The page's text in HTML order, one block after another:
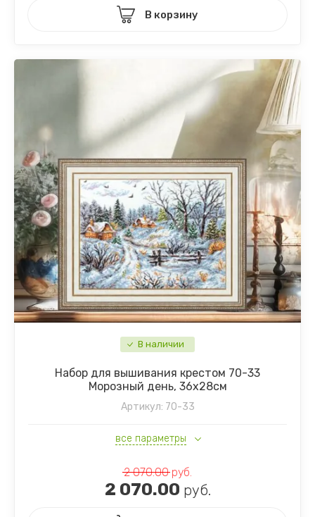
В корзину
В наличии
Набор для вышивания крестом 70-33
Морозный день, 36х28см
Артикул: 70-33
все параметры
2 070.00руб.
2 070.00 руб.